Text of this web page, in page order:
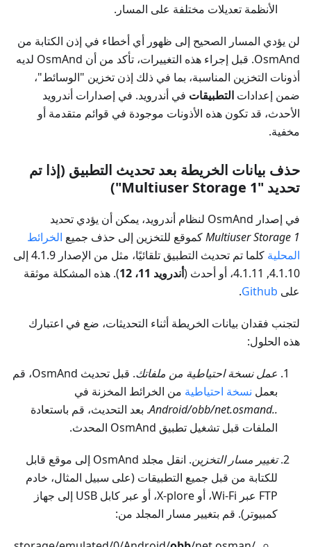
الأنظمة تعديلات مختلفة على المسار.
لن يؤدي المسار الصحيح إلى ظهور أي أخطاء في إذن الكتابة من
OsmAnd. قبل إجراء هذه التغييرات، تأكد من أن OsmAnd لديه
أذونات التخزين المناسبة، بما في ذلك إذن تخزين "الوسائط"،
ضمن إعدادات التطبيقات في أندرويد. في إصدارات أندرويد
الأحدث، قد تكون هذه الأذونات موجودة في قوائم متقدمة أو
مخفية.
حذف بيانات الخريطة بعد تحديث التطبيق (إذا تم
تحديد "Multiuser Storage 1")
في إصدار OsmAnd لنظام أندرويد، يمكن أن يؤدي تحديد
Multiuser Storage 1كموقع للتخزين إلى حذف جميع الخرائط
المحلية
كلما تم تحديث التطبيق تلقائيًا، مثل من الإصدار 4.1.9 إلى
4.1.10, 4.1.11، أو أحدث (
أندرويد 11، 12
). هذه المشكلة موثقة
على Github
.
لتجنب فقدان بيانات الخريطة أثناء التحديثات، ضع في اعتبارك
هذه الحلول:
عمل نسخة احتياطية من ملفاتك
. قبل تحديث OsmAnd، قم
بعمل نسخة احتياطية من الخرائط المخزنة في
..Android/obb/net.osmand
. بعد التحديث، قم باستعادة
الملفات قبل تشغيل تطبيق OsmAnd المحدث.
تغيير مسار التخزين
. انقل مجلد OsmAnd إلى موقع قابل
للكتابة من قبل جميع التطبيقات (على سبيل المثال، خادم
FTP عبر Wi-Fi، أو X-plore، أو عبر كابل USB إلى جهاز
كمبيوتر). قم بتغيير مسار المجلد من: